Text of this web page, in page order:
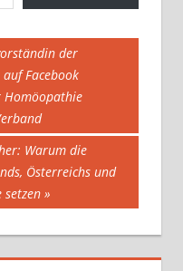
der
Facebook
Homöopathie
Warum die
Österreichs und
setzen